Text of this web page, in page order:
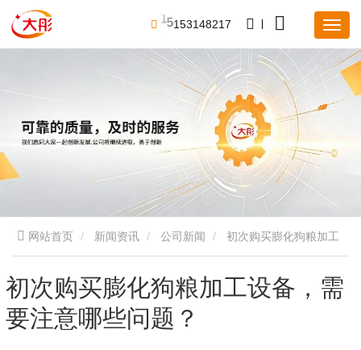
15153148217
网站首页 新闻资讯 公司新闻
设备，需要注意哪些问题？
初次购买膨化狗粮加工设备，需
要注意哪些问题？